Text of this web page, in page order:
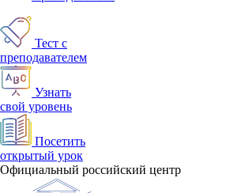
Тест с
преподавателем
Узнать
свой уровень
Посетить
открытый урок
Официальный российский центр